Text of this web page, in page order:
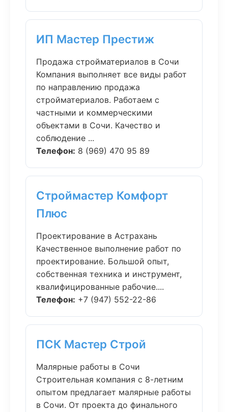
ИП Мастер Престиж
Продажа стройматериалов в Сочи
Компания выполняет все виды работ
по направлению продажа
стройматериалов. Работаем с
частными и коммерческими
объектами в Сочи. Качество и
соблюдение ...
Телефон: 8 (969) 470 95 89
Строймастер Комфорт
Плюс
Проектирование в Астрахань
Качественное выполнение работ по
проектирование. Большой опыт,
собственная техника и инструмент,
квалифицированные рабочие....
Телефон: +7 (947) 552-22-86
ПСК Мастер Строй
Малярные работы в Сочи
Строительная компания с 8-летним
опытом предлагает малярные работы
в Сочи. От проекта до финального